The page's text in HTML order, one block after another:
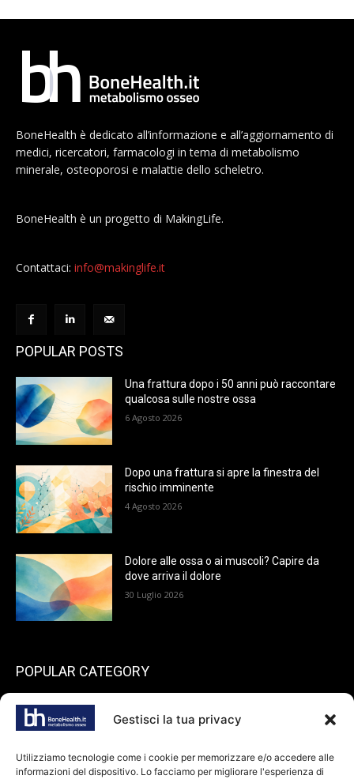
Gestisci la tua privacy
Utilizziamo tecnologie come i cookie per memorizzare e/o accedere alle
informazioni del dispositivo. Lo facciamo per migliorare l'esperienza di
BoneHealth è dedicato all’informazione e all’aggiornamento di
medici, ricercatori, farmacologi in tema di metabolismo
minerale, osteoporosi e malattie dello scheletro.
BoneHealth è un progetto di MakingLife.
Contattaci: info@makinglife.it
POPULAR POSTS
Una frattura dopo i 50 anni può raccontare
qualcosa sulle nostre ossa
6 Agosto 2026
Dopo una frattura si apre la finestra del
rischio imminente
4 Agosto 2026
Dolore alle ossa o ai muscoli? Capire da
dove arriva il dolore
30 Luglio 2026
POPULAR CATEGORY
endocrinologia
Spazio pazienti
73
reumatologia
45
40